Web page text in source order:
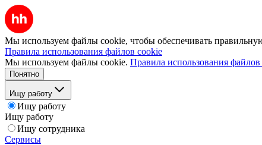
Мы используем файлы cookie, чтобы обеспечивать
Правила использования файлов cookie
Мы используем файлы cookie. Правила использования
Понятно
Ищу работу
Ищу работу
Ищу работу
Ищу сотрудника
Сервисы